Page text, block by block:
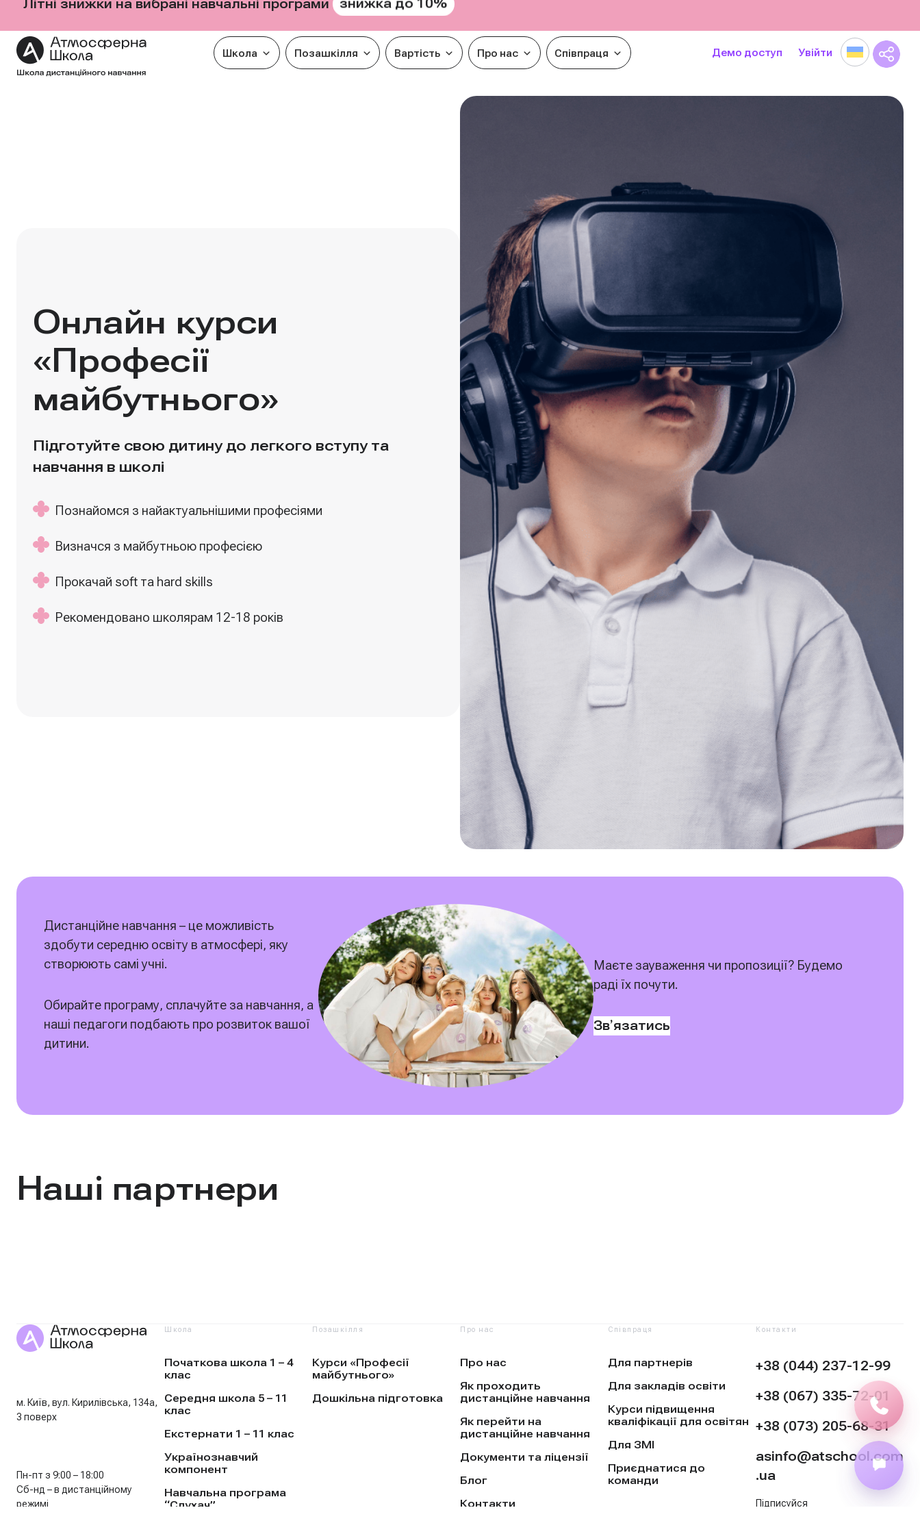
Літні знижки на вибрані навчальні програми знижка до 10%
Школа Позашкілля Вартість Про нас Співпраця Демо доступ Увійти
Онлайн курси
«Професії
майбутнього»
Підготуйте свою дитину до легкого вступу та
навчання в школі
Познайомся з найактуальнішими професіями
Визначся з майбутньою професією
Прокачай soft та hard skills
Рекомендовано школярам 12-18 років
Дистанційне навчання – це можливість
здобути середню освіту в атмосфері, яку
створюють самі учні.
Обирайте програму, сплачуйте за навчання, а
наші педагоги подбають про розвиток вашої
дитини.
Маєте зауваження чи пропозиції? Будемо
раді їх почути.
Звʼязатись
Наші партнери
м. Київ, вул. Кирилівська, 134а,
3 поверх
Пн-пт з 9:00 – 18:00
Сб-нд – в дистанційному
режимі
Школа
Початкова школа 1 – 4
клас
Середня школа 5 – 11
клас
Екстернати 1 – 11 клас
Українознавчий
компонент
Навчальна програма
“Слухач”
Позашкілля
Курси «Професії
майбутнього»
Дошкільна підготовка
Про нас
Про нас
Як проходить
дистанційне навчання
Як перейти на
дистанційне навчання
Документи та ліцензії
Блог
Контакти
Співпраця
Для партнерів
Для закладів освіти
Курси підвищення
кваліфікації для освітян
Для ЗМІ
Приєднатися до
команди
Контакти
+38 (044) 237-12-99
+38 (067) 335-72-01
+38 (073) 205-68-31
asinfo@atschool.com
.ua
Підписуйся